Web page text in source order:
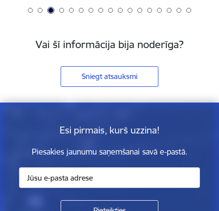
Vai šī informācija bija noderīga?
Sniegt atsauksmi
Esi pirmais, kurš uzzina!
Piesakies jaunumu saņemšanai savā e-pastā.